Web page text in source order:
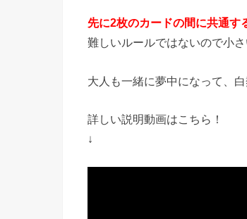
先に2枚のカードの間に共通す
難しいルールではないので小さ
大人も一緒に夢中になって、
詳しい説明動画はこちら！
↓